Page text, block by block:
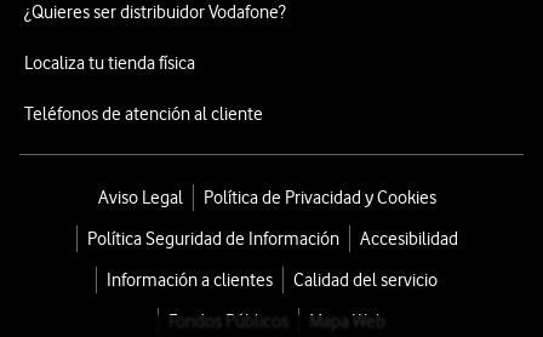
¿Quieres ser distribuidor Vodafone?
Localiza tu tienda física
Teléfonos de atención al cliente
Aviso Legal
Política de Privacidad y Cookies
Política Seguridad de Información
Accesibilidad
Información a clientes
Calidad del servicio
Fondos Públicos
Mapa Web